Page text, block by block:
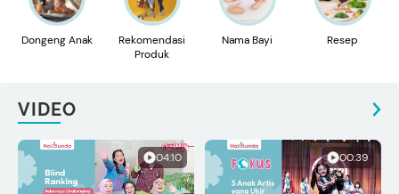
Dongeng Anak
Rekomendasi
Produk
Nama Bayi Resep
VIDEO
04:10 00:39